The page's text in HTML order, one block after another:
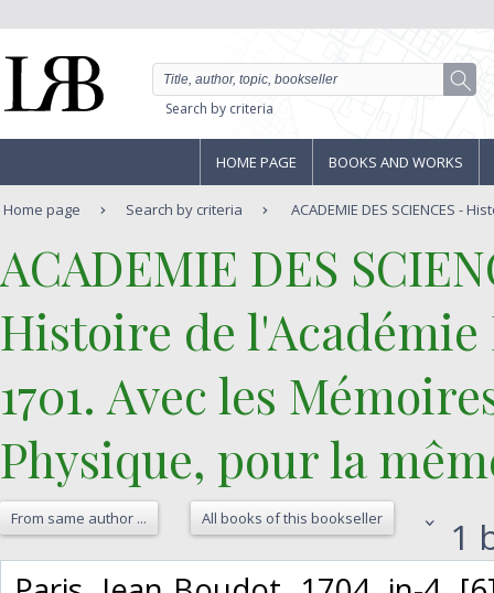
Search by criteria
HOME PAGE BOOKS AND WORKS
Home page Search by criteria ACADEMIE DES SCIENCES -
‎ACADEMIE DES
‎Histoire de l'Académie
1701. Avec les
Physique, pour la
From same author ... All books of this bookseller 1